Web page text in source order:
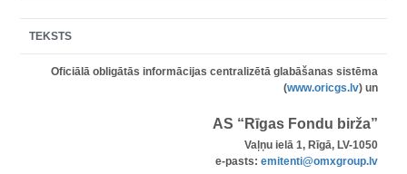
TEKSTS
Oficiālā obligātās informācijas centralizētā glabāšanas sistēma
(www.oricgs.lv) un
AS “Rīgas Fondu birža”
Vaļņu ielā 1, Rīgā, LV-1050
e-pasts: emitenti@omxgroup.lv